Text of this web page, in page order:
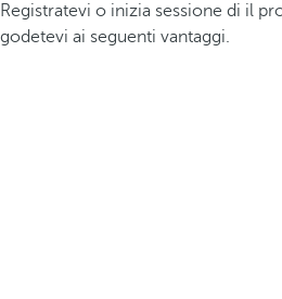
Registratevi o inizia sessione di il
godetevi ai seguenti vantaggi.